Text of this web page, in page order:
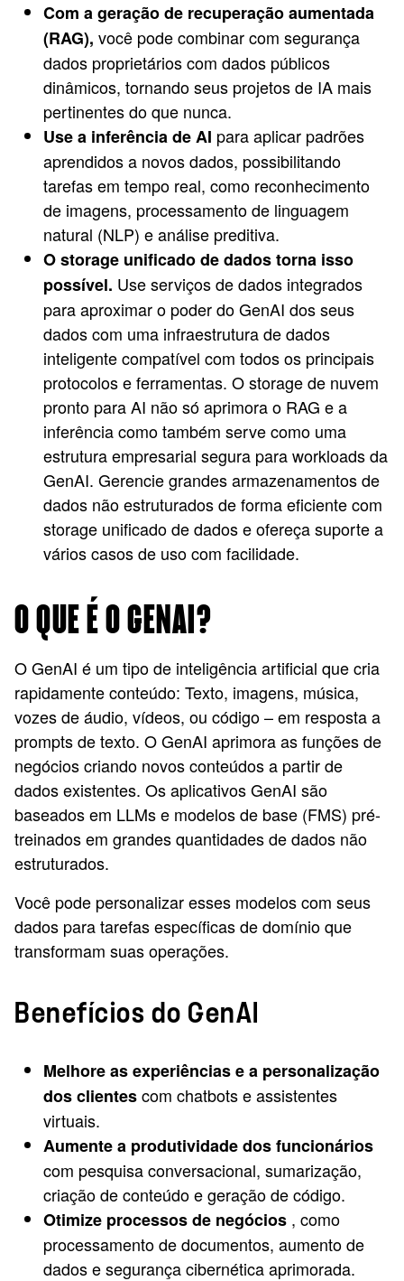
Com a geração de recuperação aumentada
(RAG), você pode combinar com segurança
dados proprietários com dados públicos
dinâmicos, tornando seus projetos de IA mais
pertinentes do que nunca.
Use a inferência de AI para aplicar padrões
aprendidos a novos dados, possibilitando
tarefas em tempo real, como reconhecimento
de imagens, processamento de linguagem
natural (NLP) e análise preditiva.
O storage unificado de dados torna isso
possível. Use serviços de dados integrados
para aproximar o poder do GenAI dos seus
dados com uma infraestrutura de dados
inteligente compatível com todos os principais
protocolos e ferramentas. O storage de nuvem
pronto para AI não só aprimora o RAG e a
inferência como também serve como uma
estrutura empresarial segura para workloads da
GenAI. Gerencie grandes armazenamentos de
dados não estruturados de forma eficiente com
storage unificado de dados e ofereça suporte a
vários casos de uso com facilidade.
O QUE É O GENAI?
O GenAI é um tipo de inteligência artificial que cria
rapidamente conteúdo: Texto, imagens, música,
vozes de áudio, vídeos, ou código – em resposta a
prompts de texto. O GenAI aprimora as funções de
negócios criando novos conteúdos a partir de
dados existentes. Os aplicativos GenAI são
baseados em LLMs e modelos de base (FMS) pré-
treinados em grandes quantidades de dados não
estruturados.
Você pode personalizar esses modelos com seus
dados para tarefas específicas de domínio que
transformam suas operações.
Benefícios do GenAI
Melhore as experiências e a personalização
dos clientescom chatbots e assistentes
virtuais.
Aumente a produtividade dos funcionários
com pesquisa conversacional, sumarização,
criação de conteúdo e geração de código.
Otimize processos de negócios , como
processamento de documentos, aumento de
dados e segurança cibernética aprimorada.